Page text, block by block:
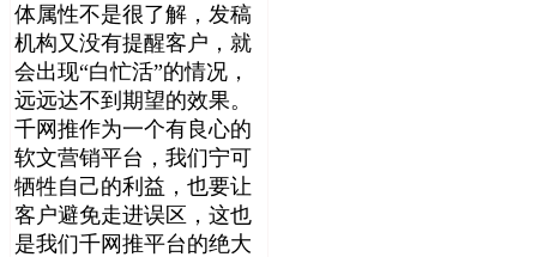
体属性不是很了解，发稿
机构又没有提醒客户，就
会出现“白忙活”的情况，
远远达不到期望的效果。
千网推作为一个有良心的
软文营销平台，我们宁可
牺牲自己的利益，也要让
客户避免走进误区，这也
是我们千网推平台的绝大